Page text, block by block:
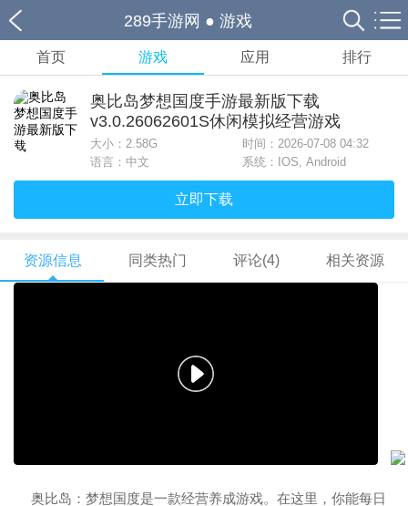
289手游网 ● 游戏
首页 游戏 应用 排行
奥比岛梦想国度手游最新版下载
v3.0.26062601S休闲模拟经营游戏
大小： 2.58G
时间：2026-07-08 04:32
语言：中文
系统：IOS, Android
立即下载
资源信息 同类热门 评论(4) 相关资源
奥比岛：梦想国度是一款经营养成游戏。在这里，你能每日